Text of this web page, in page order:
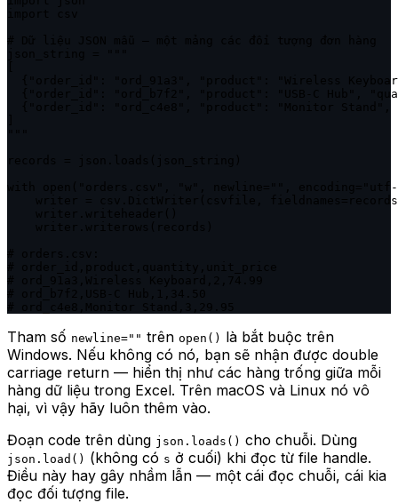
{"order_id": "ord_91a3", "product": "Wireless
{"order_id": "ord_b7f2", "product": "USB-C Hub",
with open("orders.csv", "w", newline="",
writer = csv.DictWriter(csvfile,
Tham số newline="" trên open() là bắt buộc trên
Windows. Nếu không có nó, bạn sẽ nhận được double
carriage return — hiển thị như các hàng trống giữa mỗi
hàng dữ liệu trong Excel. Trên macOS và Linux nó vô
hại, vì vậy hãy luôn thêm vào.
Đoạn code trên dùng json.loads() cho chuỗi. Dùng
json.load() (không có s ở cuối) khi đọc từ file handle.
Điều này hay gây nhầm lẫn — một cái đọc chuỗi, cái kia
đọc đối tượng file.